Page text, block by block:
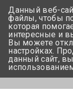
Данный веб-
файлы, чтобы
которая
интересные и
Вы можете
настройках.
данный сайт,